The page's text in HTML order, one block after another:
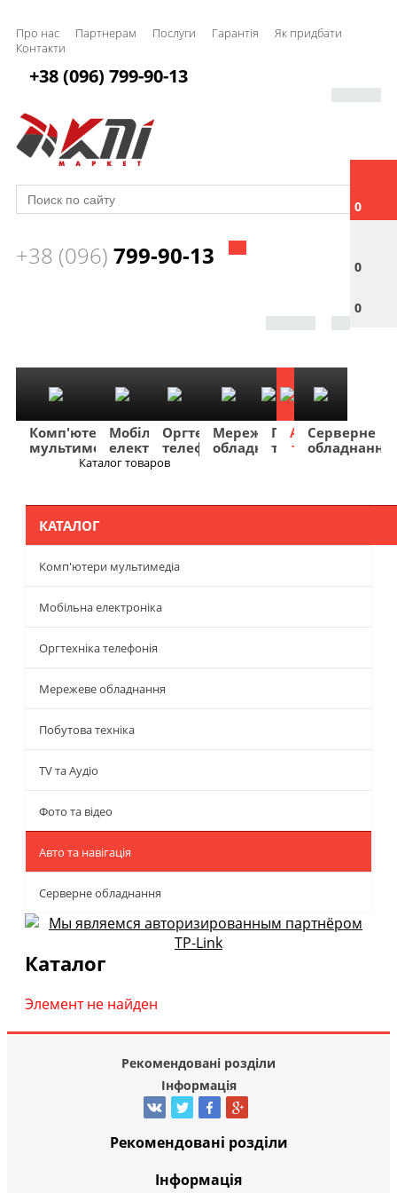
Про нас Партнерам Послуги Гарантія
Як придбати
Контакти
0
0
0
+38 (096) 799-90-13
+38 (096) 799-90-13
Комп'ютери
мультимедіа
Мобільна
електроніка
Оргтехніка
телефонія
Мережеве
обладнання
Побутова
техніка
TV
та
Фото
та
Авто
та
Серверне
обладнання
Каталог товаров
КАТАЛОГ
Комп'ютери мультимедіа
Мобільна електроніка
Оргтехніка телефонія
Мережеве обладнання
Побутова техніка
TV та Аудіо
Фото та відео
Авто та навігація
Серверне обладнання
Каталог
Элемент не найден
Рекомендовані розділи
Інформація
Рекомендовані розділи
Інформація